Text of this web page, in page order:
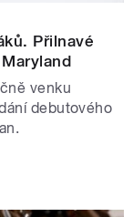
Přilnavé
venku
debutového